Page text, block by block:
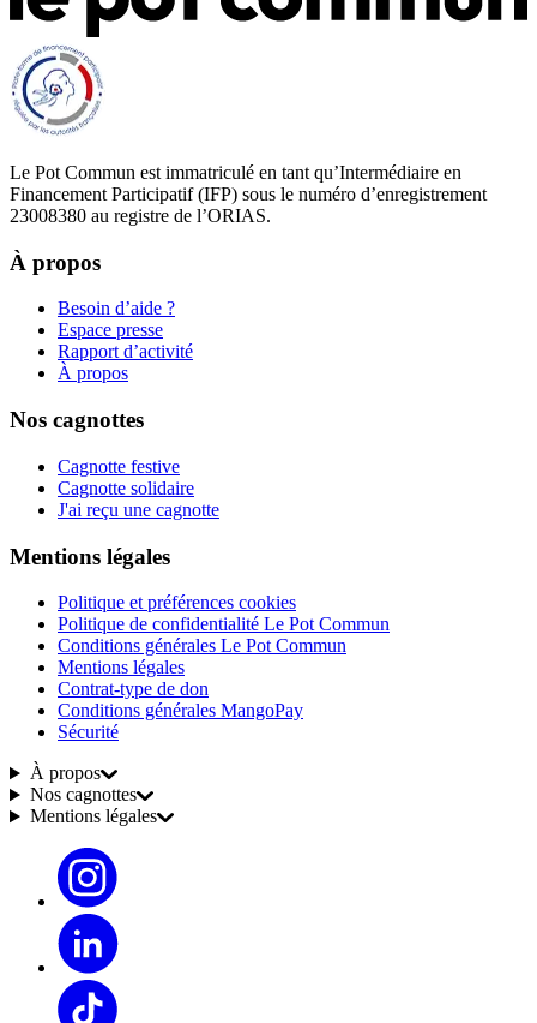
Le Pot Commun est immatriculé en tant qu’Intermédiaire en
Financement Participatif (IFP) sous le numéro d’enregistrement
23008380 au registre de l’ORIAS.
À propos
Besoin d’aide ?
Espace presse
Rapport d’activité
À propos
Nos cagnottes
Cagnotte festive
Cagnotte solidaire
J'ai reçu une cagnotte
Mentions légales
Politique et préférences cookies
Politique de confidentialité Le Pot Commun
Conditions générales Le Pot Commun
Mentions légales
Contrat-type de don
Conditions générales MangoPay
Sécurité
À propos
Nos cagnottes
Mentions légales